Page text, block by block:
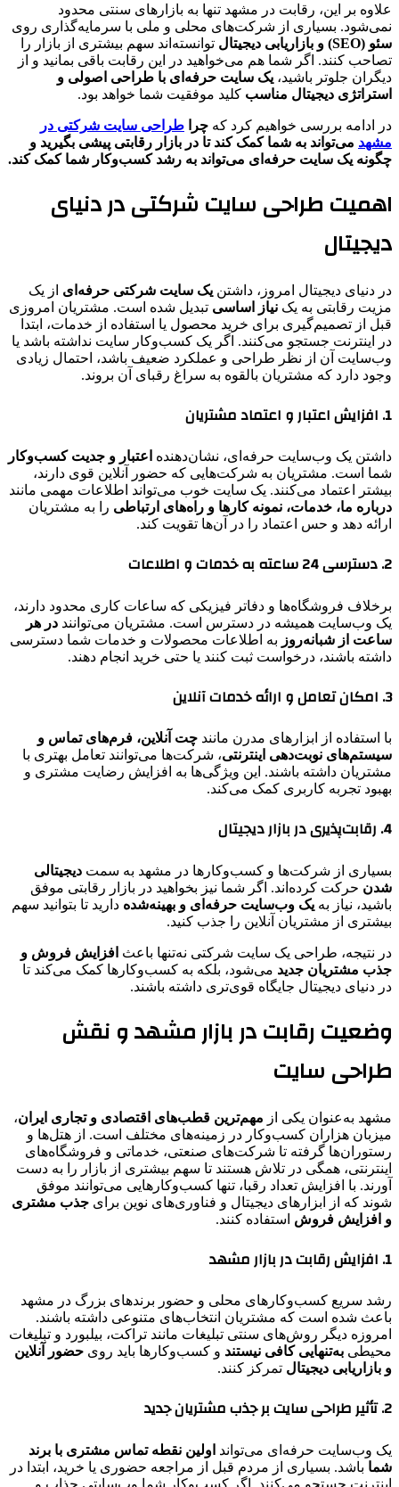
علاوه بر این، رقابت در مشهد تنها به بازارهای سنتی محدود
نمی‌شود. بسیاری از شرکت‌های محلی و ملی با سرمایه‌گذاری روی
سئو (SEO) و بازاریابی دیجیتال
توانسته‌اند سهم بیشتری از بازار را
تصاحب کنند. اگر شما هم می‌خواهید در این رقابت باقی بمانید و از
دیگران جلوتر باشید، یک سایت حرفه‌ای با طراحی اصولی و
استراتژی دیجیتال مناسب کلید موفقیت شما خواهد بود.
در ادامه بررسی خواهیم کرد که چرا طراحی سایت شرکتی در
مشهد می‌تواند به شما کمک کند تا در بازار رقابتی پیشی بگیرید و
چگونه یک سایت حرفه‌ای می‌تواند به رشد کسب‌وکار شما کمک کند.
اهمیت طراحی سایت شرکتی در دنیای
دیجیتال
در دنیای دیجیتال امروز، داشتن یک سایت شرکتی حرفه‌ای از یک
مزیت رقابتی به یک نیاز اساسی تبدیل شده است. مشتریان امروزی
قبل از تصمیم‌گیری برای خرید محصول یا استفاده از خدمات، ابتدا
در اینترنت جستجو می‌کنند. اگر یک کسب‌وکار سایت نداشته باشد یا
وب‌سایت آن از نظر طراحی و عملکرد ضعیف باشد، احتمال زیادی
وجود دارد که مشتریان بالقوه به سراغ رقبای آن بروند.
1. افزایش اعتبار و اعتماد مشتریان
داشتن یک وب‌سایت حرفه‌ای، نشان‌دهنده اعتبار و جدیت کسب‌وکار
شما است. مشتریان به شرکت‌هایی که حضور آنلاین قوی دارند،
بیشتر اعتماد می‌کنند. یک سایت خوب می‌تواند اطلاعات مهمی مانند
درباره ما، خدمات، نمونه کارها و راه‌های ارتباطی را به مشتریان
ارائه دهد و حس اعتماد را در آن‌ها تقویت کند.
2. دسترسی 24 ساعته به خدمات و اطلاعات
برخلاف فروشگاه‌ها و دفاتر فیزیکی که ساعات کاری محدود دارند،
یک وب‌سایت همیشه در دسترس است. مشتریان می‌توانند در هر
ساعت از شبانه‌روز به اطلاعات محصولات و خدمات شما دسترسی
داشته باشند، درخواست ثبت کنند یا حتی خرید انجام دهند.
3. امکان تعامل و ارائه خدمات آنلاین
با استفاده از ابزارهای مدرن مانند چت آنلاین، فرم‌های تماس و
سیستم‌های نوبت‌دهی اینترنتی، شرکت‌ها می‌توانند تعامل بهتری با
مشتریان داشته باشند. این ویژگی‌ها به افزایش رضایت مشتری و
بهبود تجربه کاربری کمک می‌کند.
4. رقابت‌پذیری در بازار دیجیتال
بسیاری از شرکت‌ها و کسب‌وکارها در مشهد به سمت دیجیتالی
شدن حرکت کرده‌اند. اگر شما نیز بخواهید در بازار رقابتی موفق
باشید، نیاز به یک وب‌سایت حرفه‌ای و بهینه‌شده دارید تا بتوانید سهم
بیشتری از مشتریان آنلاین را جذب کنید.
در نتیجه، طراحی یک سایت شرکتی نه‌تنها باعث افزایش فروش و
جذب مشتریان جدید می‌شود، بلکه به کسب‌وکارها کمک می‌کند تا
در دنیای دیجیتال جایگاه قوی‌تری داشته باشند.
وضعیت رقابت در بازار مشهد و نقش
طراحی سایت
مشهد به‌عنوان یکی از مهم‌ترین قطب‌های اقتصادی و تجاری ایران،
میزبان هزاران کسب‌وکار در زمینه‌های مختلف است. از هتل‌ها و
رستوران‌ها گرفته تا شرکت‌های صنعتی، خدماتی و فروشگاه‌های
اینترنتی، همگی در تلاش هستند تا سهم بیشتری از بازار را به دست
آورند. با افزایش تعداد رقبا، تنها کسب‌وکارهایی می‌توانند موفق
شوند که از ابزارهای دیجیتال و فناوری‌های نوین برای جذب مشتری
و افزایش فروش استفاده کنند.
1. افزایش رقابت در بازار مشهد
رشد سریع کسب‌وکارهای محلی و حضور برندهای بزرگ در مشهد
باعث شده است که مشتریان انتخاب‌های متنوعی داشته باشند.
امروزه دیگر روش‌های سنتی تبلیغات مانند تراکت، بیلبورد و تبلیغات
محیطی به‌تنهایی کافی نیستند و کسب‌وکارها باید روی حضور آنلاین
و بازاریابی دیجیتال تمرکز کنند.
2. تأثیر طراحی سایت بر جذب مشتریان جدید
یک وب‌سایت حرفه‌ای می‌تواند اولین نقطه تماس مشتری با برند
شما باشد. بسیاری از مردم قبل از مراجعه حضوری یا خرید، ابتدا در
اینترنت جستجو می‌کنند. اگر کسب‌وکار شما وب‌سایتی جذاب و